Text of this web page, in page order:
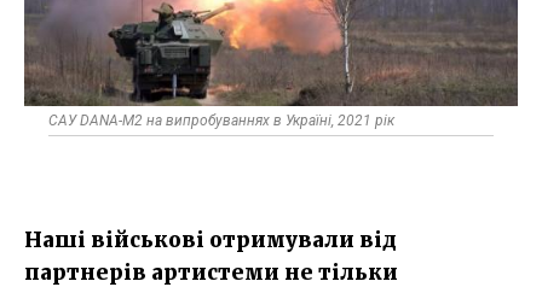
САУ DANA-M2 на випробуваннях в Україні, 2021 рік
Наші військові отримували від
партнерів артистеми не тільки